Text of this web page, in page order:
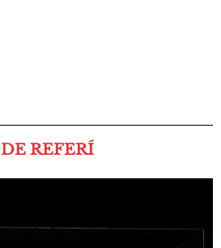
REFERÍ